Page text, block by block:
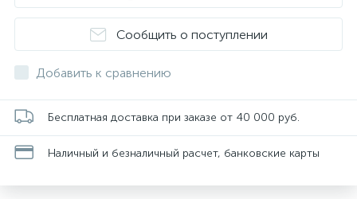
Сообщить о поступлении
Добавить к сравнению
Бесплатная доставка при заказе от 40 000 руб.
Наличный и безналичный расчет, банковские карты